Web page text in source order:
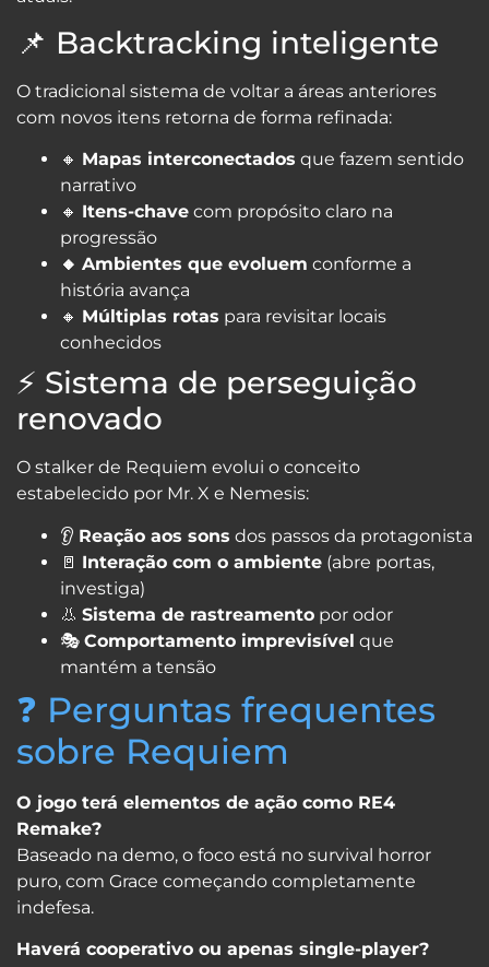
📌 Backtracking inteligente
O tradicional sistema de voltar a áreas anteriores
com novos itens retorna de forma refinada:
🔸 Mapas interconectados que fazem sentido
narrativo
🔸 Itens-chave com propósito claro na
progressão
🔸 Ambientes que evoluem conforme a
história avança
🔸 Múltiplas rotas para revisitar locais
conhecidos
⚡ Sistema de perseguição
renovado
O stalker de Requiem evolui o conceito
estabelecido por Mr. X e Nemesis:
👂 Reação aos sons dos passos da protagonista
🚪 Interação com o ambiente (abre portas,
investiga)
👃 Sistema de rastreamento por odor
🎭 Comportamento imprevisível que
mantém a tensão
❓ Perguntas frequentes
sobre Requiem
O jogo terá elementos de ação como RE4
Remake?
Baseado na demo, o foco está no survival horror
puro, com Grace começando completamente
indefesa.
Haverá cooperativo ou apenas single-player?